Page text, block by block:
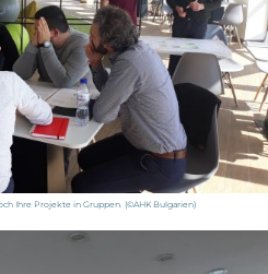
Ihre Projekte in Gruppen. (©AHK Bulgarien)